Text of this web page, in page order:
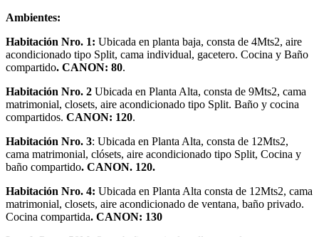
Ambientes:
Habitación Nro. 1: Ubicada en planta baja, consta de 4Mts2, aire
acondicionado tipo Split, cama individual, gacetero. Cocina y Baño
compartido. CANON: 80.
Habitación Nro. 2 Ubicada en Planta Alta, consta de 9Mts2, cama
matrimonial, closets, aire acondicionado tipo Split. Baño y cocina
compartidos. CANON: 120.
Habitación Nro. 3: Ubicada en Planta Alta, consta de 12Mts2,
cama matrimonial, clósets, aire acondicionado tipo Split, Cocina y
baño compartido. CANON. 120.
Habitación Nro. 4: Ubicada en Planta Alta consta de 12Mts2, cama
matrimonial, closets, aire acondicionado de ventana, baño privado.
Cocina compartida. CANON: 130